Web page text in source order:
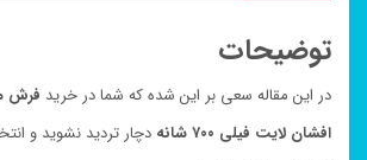
توضیحات
در این مقاله سعی بر این شده که شما در خرید
افشان لایت فیلی ۷۰۰ شانه
دچار تردید نشوید و